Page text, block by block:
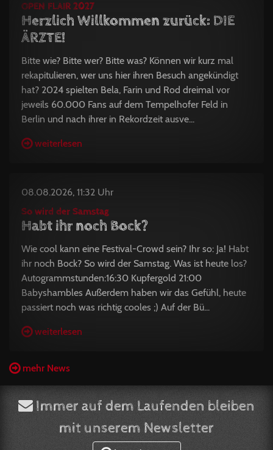
OPEN FLAIR 2027
Herzlich Willkommen zurück: DIE
ÄRZTE!
Bitte wie? Bitte wer? Bitte was? Können wir kurz mal
rekapitulieren, wer uns hier ihren Besuch angekündigt
hat? 2024 spielten Bela, Farin und Rod dreimal vor
jeweils 60.000 Fans auf dem Tempelhofer Feld in
Berlin und nach ihrer in Rekordzeit ausve...
weiterlesen
08.08.2026, 11:32 Uhr
So wird der Samstag
Habt ihr noch Bock?
Wie cool kann eine Festival-Crowd sein? Ihr so: Ja! Habt
ihr noch Bock? So wird der Samstag. Was ist heute los?
Autogrammstunden:16:30 Kupfergold 21:00
Babyshambles Außerdem haben wir das Gefühl, heute
passiert noch was richtig cooles ;) Auf der Bü...
weiterlesen
mehr News
Immer auf dem Laufenden bleiben
mit unserem Newsletter